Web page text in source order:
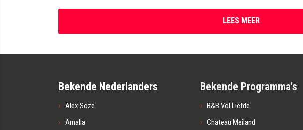
LEES MEER
Bekende Nederlanders
Alex Soze
Amalia
Bekende Programma's
B&B Vol Liefde
Chateau Meiland